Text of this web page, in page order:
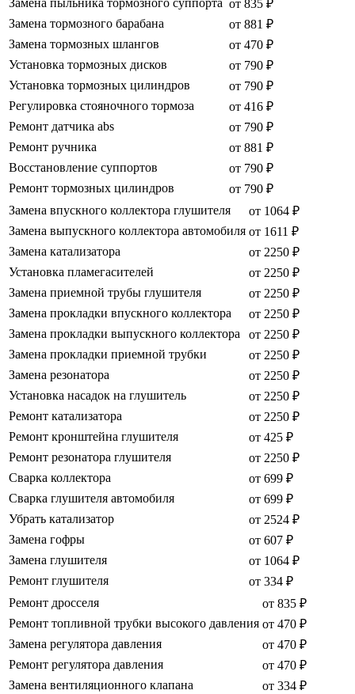
Замена пыльника тормозного суппорта от 835 ₽
Замена тормозного барабана
от 881 ₽
Замена тормозных шлангов
от 470 ₽
Установка тормозных дисков
от 790 ₽
Установка тормозных цилиндров
от 790 ₽
Регулировка стояночного тормоза
от 416 ₽
Ремонт датчика abs
от 790 ₽
Ремонт ручника
от 881 ₽
Восстановление суппортов
от 790 ₽
Ремонт тормозных цилиндров
от 790 ₽
Замена впускного коллектора глушителя
от 1064 ₽
Замена выпускного коллектора автомобиля от 1611 ₽
Замена катализатора
от 2250 ₽
Установка пламегасителей
от 2250 ₽
Замена приемной трубы глушителя
от 2250 ₽
Замена прокладки впускного коллектора
от 2250 ₽
Замена прокладки выпускного коллектора
от 2250 ₽
Замена прокладки приемной трубки
от 2250 ₽
Замена резонатора
от 2250 ₽
Установка насадок на глушитель
от 2250 ₽
Ремонт катализатора
от 2250 ₽
Ремонт кронштейна глушителя
от 425 ₽
Ремонт резонатора глушителя
от 2250 ₽
Сварка коллектора
от 699 ₽
Сварка глушителя автомобиля
от 699 ₽
Убрать катализатор
от 2524 ₽
Замена гофры
от 607 ₽
Замена глушителя
от 1064 ₽
Ремонт глушителя
от 334 ₽
Ремонт дросселя
от 835 ₽
Ремонт топливной трубки высокого давления от 470 ₽
Замена регулятора давления
от 470 ₽
Ремонт регулятора давления
от 470 ₽
Замена вентиляционного клапана
от 334 ₽